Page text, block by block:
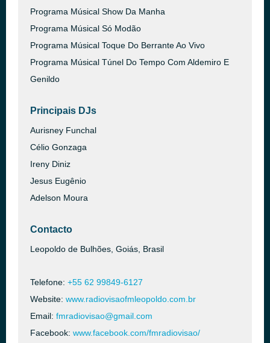
Programa Músical Show Da Manha
Programa Músical Só Modão
Programa Músical Toque Do Berrante Ao Vivo
Programa Músical Túnel Do Tempo Com Aldemiro E
Genildo
Principais DJs
Aurisney Funchal
Célio Gonzaga
Ireny Diniz
Jesus Eugênio
Adelson Moura
Contacto
Leopoldo de Bulhões, Goiás, Brasil
Telefone: +55 62 99849-6127
Website: www.radiovisaofmleopoldo.com.br
Email: fmradiovisao@gmail.com
Facebook: www.facebook.com/fmradiovisao/